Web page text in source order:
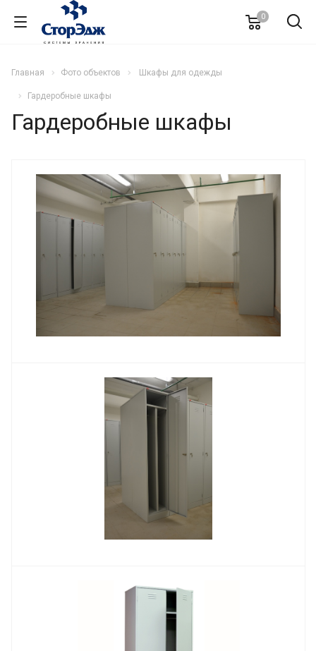
0
Главная Фото объектов Шкафы для одежды
Гардеробные шкафы
Гардеробные шкафы